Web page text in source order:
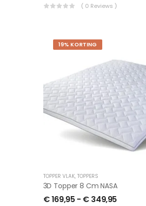
( 0 Reviews )
19% KORTING
TOPPER VLAK, TOPPERS
3D Topper 8 Cm NASA
€169,95 - € 349,95